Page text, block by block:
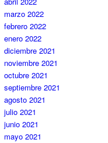
marzo 2022
febrero 2022
enero 2022
diciembre 2021
noviembre 2021
octubre 2021
septiembre 2021
agosto 2021
julio 2021
junio 2021
mayo 2021